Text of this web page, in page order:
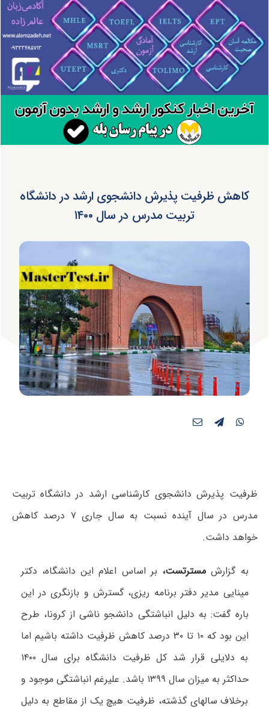
کاهش ظرفیت پذیرش دانشجوی ارشد در دانشگاه
تربیت مدرس در سال ۱۴۰۰
ظرفیت پذیرش دانشجوی کارشناسی ارشد در دانشگاه تربیت
مدرس در سال آینده نسبت به سال جاری ۷ درصد کاهش
خواهد داشت.
به گزارش مسترتست، بر اساس اعلام این دانشگاه، دکتر
مینایی مدیر دفتر برنامه ریزی، گسترش و بازنگری در این
باره گفت: به دلیل انباشتگی دانشجو ناشی از کرونا، طرح
این بود که ۱۰ تا ۳۰ درصد کاهش ظرفیت داشته باشیم اما
به دلایلی قرار شد کل ظرفیت دانشگاه برای سال ۱۴۰۰
حداکثر به میزان سال ۱۳۹۹ باشد. علیرغم انباشتگی موجود و
برخلاف سالهای گذشته، ظرفیت هیچ یک از مقاطع به دلیل